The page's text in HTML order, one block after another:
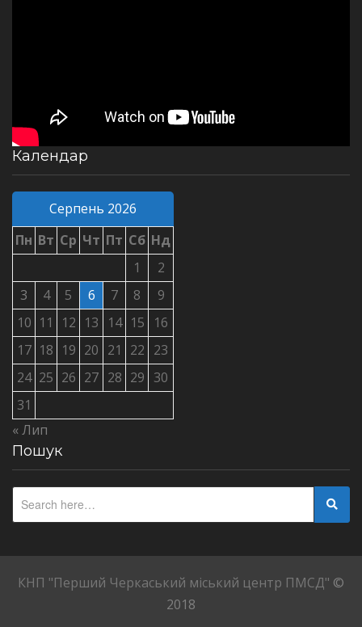
Календар
Серпень 2026
Пн Вт Ср Чт Пт Сб Нд
1
2
3
4 5 6 7 8
9
10 11 12 13 14 15
16
17 18 19 20 21 22 23
24 25 26 27 28 29 30
31
« Лип
Пошук
КНП "Перший Черкаський міський центр ПМСД" ©
2018